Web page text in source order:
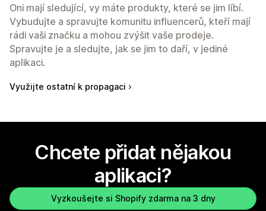
Oni mají sledující, vy máte produkty, které se jim líbí.
Vybudujte a spravujte komunitu influencerů, kteří mají
rádi vaši značku a mohou zvýšit vaše prodeje.
Spravujte je a sledujte, jak se jim to daří, v jediné
aplikaci.
Využijte ostatní k propagaci
Chcete přidat nějakou
aplikaci?
Vyzkoušejte si Shopify zdarma na 3 dny